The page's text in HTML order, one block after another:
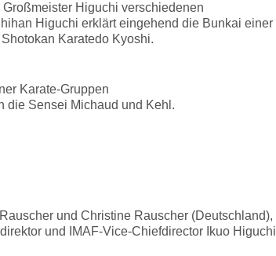
Higuchi verschiedenen
Higuchi erklärt eingehend die Bunkai einer
Karatedo Kyoshi.
Karate-Gruppen
die Sensei Michaud und Kehl.
und Christine Rauscher (Deutschland),
und IMAF-Vice-Chiefdirector Ikuo Higuchi